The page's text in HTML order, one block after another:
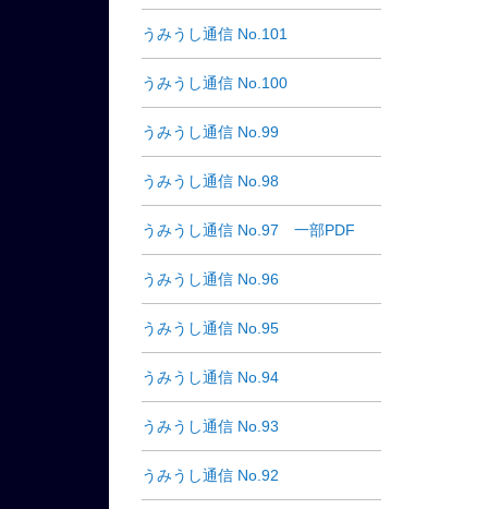
うみうし通信 No.101
うみうし通信 No.100
うみうし通信 No.99
うみうし通信 No.98
うみうし通信 No.97 一部PDF
うみうし通信 No.96
うみうし通信 No.95
うみうし通信 No.94
うみうし通信 No.93
うみうし通信 No.92